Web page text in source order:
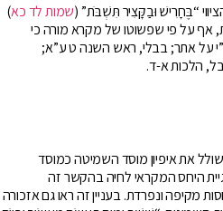
( שמות לד כא)
אף על פי שפשוטו של מקרא מורה כי
על אתר; בבלי, ראש השנה ט ע”א;
הלכות א-ד.
את איפיון מוסד השמיטה כמוסד
היחס המקראי לחיה בהקשר זה
מקיפה ונפרדת. בעניין זה ראו גם אזכורה